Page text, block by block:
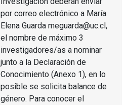
por correo electrónico a María
Elena Guarda meguarda@uc.cl,
el nombre de máximo 3
investigadores/as a nominar
junto a la Declaración de
Conocimiento (Anexo 1), en lo
posible se solicita balance de
género. Para conocer el